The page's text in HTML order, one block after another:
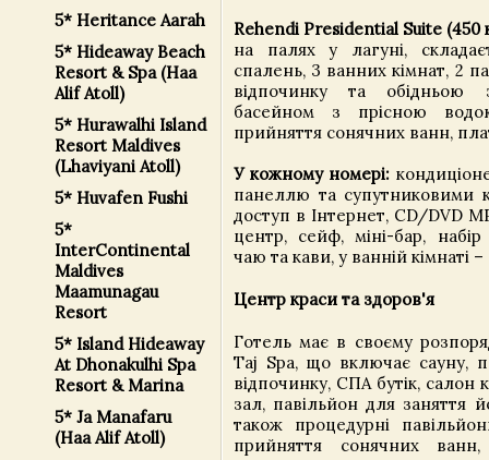
5* Heritance Aarah
5* Hideaway Beach
Resort & Spa (Haa
Alif Atoll)
5* Hurawalhi Island
Resort Maldives
(Lhaviyani Atoll)
5* Huvafen Fushi
5*
InterContinental
Maldives
Maamunagau
Resort
5* Island Hideaway
At Dhonakulhi Spa
Resort & Marina
5* Ja Manafaru
(Haa Alif Atoll)
Rehendi Presidential Suite (450
на палях у лагуні,
спалень, 3 ванних кімнат, 2
відпочинку та
басейном з прісною
прийняття сонячних ванн,
У кожному номері:
панеллю та супутниковими
доступ в Інтернет, CD/DVD
центр, сейф, міні-бар,
чаю та кави, у ванній кімнаті
Центр краси та здоров'я
Готель має в своєму
Taj Spa, що включає сауну,
відпочинку, СПА бутік, салон
зал, павільйон для заняття
також процедурні
прийняття сонячних